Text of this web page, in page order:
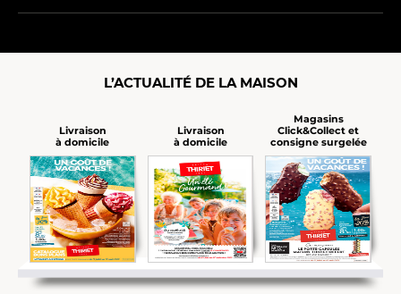
L’ACTUALITÉ DE LA MAISON
Livraison
à domicile
Livraison
à domicile
Magasins
Click&Collect et
consigne surgelée